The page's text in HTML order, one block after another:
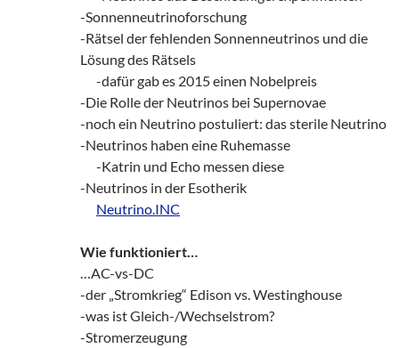
-Sonnenneutrinoforschung
-Rätsel der fehlenden Sonnenneutrinos und die
Lösung des Rätsels
-dafür gab es 2015 einen Nobelpreis
-Die Rolle der Neutrinos bei Supernovae
-noch ein Neutrino postuliert: das sterile Neutrino
-Neutrinos haben eine Ruhemasse
-Katrin und Echo messen diese
-Neutrinos in der Esotherik
Neutrino.INC
Wie funktioniert…
…AC-vs-DC
-der „Stromkrieg“ Edison vs. Westinghouse
-was ist Gleich-/Wechselstrom?
-Stromerzeugung